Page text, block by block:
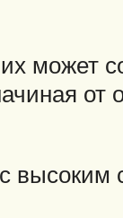
может
от
высоким